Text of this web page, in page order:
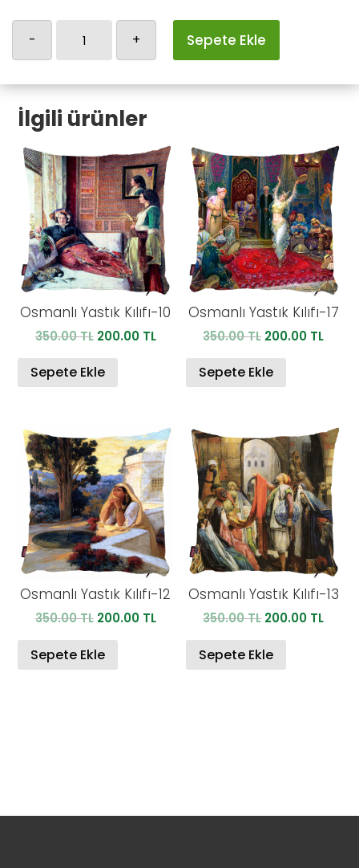
-
adet
+ Sepete Ekle
İlgili ürünler
Osmanlı Yastık Kılıfı-10
350.00TL Orijinal
350.00 TL.
200.00 TLŞu
200.00 TL.
Sepete Ekle
Osmanlı Yastık Kılıfı-17
350.00TL Orijinal
350.00 TL.
200.00 TLŞu
Sepete Ekle
Osmanlı Yastık Kılıfı-12
350.00TL Orijinal
350.00 TL.
200.00 TLŞu
200.00 TL.
Sepete Ekle
Osmanlı Yastık Kılıfı-13
350.00TL Orijinal
350.00 TL.
200.00 TLŞu
Sepete Ekle